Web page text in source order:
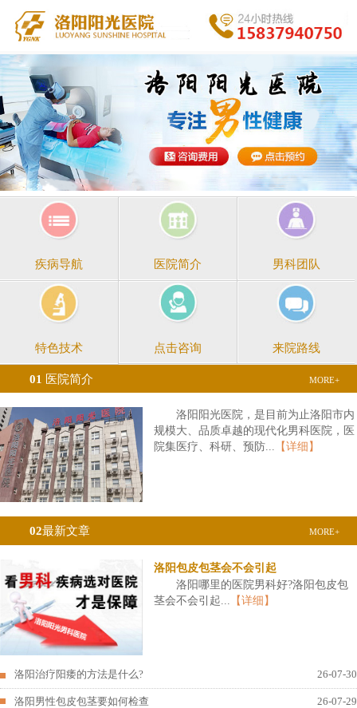
疾病导航 医院简介 男科团队
特色技术 点击咨询 来院路线
01 医院简介 MORE+
洛阳阳光医院，是目前为止洛阳市内
规模大、品质卓越的现代化男科医院，医
院集医疗、科研、预防...
【详细】
02最新文章 MORE+
洛阳包皮包茎会不会引起
洛阳哪里的医院男科好?洛阳包皮包
茎会不会引起...
【详细】
洛阳治疗阳痿的方法是什么? 26-07-30
洛阳男性包皮包茎要如何检查 26-07-29